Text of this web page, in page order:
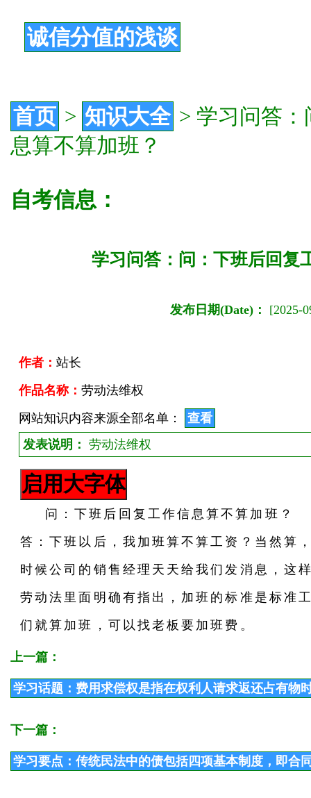
诚信分值的浅谈
首页 > 知识大全 > 学习问答
息算不算加班？
自考信息：
学习问答：问：下班后回复
发布日期(Date)： [2025-
作者： 站长
作品名称： 劳动法维权
网站知识内容来源全部名单：
查看
发表说明： 劳动法维权
问：下班后回复工作信息算不算加班？
答：下班以后，我加班算不算工资？当然算
时候公司的销售经理天天给我们发消息，这
劳动法里面明确有指出，加班的标准是标准
们就算加班，可以找老板要加班费。
上一篇：
学习话题：费用求偿权是指在权利人请求返还占有物
下一篇：
学习要点：传统民法中的债包括四项基本制度，即合